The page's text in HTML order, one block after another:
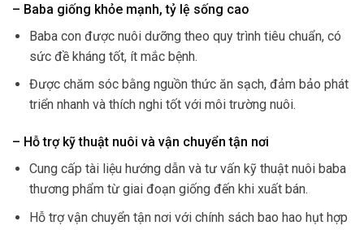
– Baba giống khỏe mạnh, tỷ lệ sống cao
Baba con được nuôi dưỡng theo quy trình tiêu chuẩn, có
sức đề kháng tốt, ít mắc bệnh.
Được chăm sóc bằng nguồn thức ăn sạch, đảm bảo phát
triển nhanh và thích nghi tốt với môi trường nuôi.
– Hỗ trợ kỹ thuật nuôi và vận chuyển tận nơi
Cung cấp tài liệu hướng dẫn và tư vấn kỹ thuật nuôi baba
thương phẩm từ giai đoạn giống đến khi xuất bán.
Hỗ trợ vận chuyển tận nơi với chính sách bao hao hụt hợp